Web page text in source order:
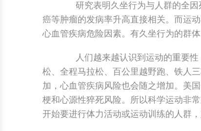
研究表明久坐行为与人群的全因
癌等肿瘤的发病率升高直接相关。而运
心血管疾病危险因素。有久坐行为的群
人们越来越认识到运动的重要性
松、全程马拉松、百公里越野跑、铁人
加，心血管疾病风险也会随之增加。美
梗和心源性猝死风险。所以科学运动非
开始要进行体力活动或运动训练的人群